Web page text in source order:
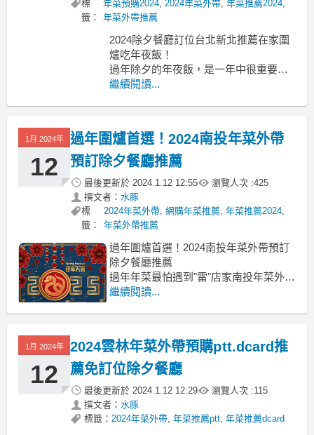
標
籤：
年菜預購2024,2024年菜外帶,年菜推薦2024,
年菜外帶推薦
2024除夕餐廳訂位台北新北推薦在家圍
爐吃年夜飯！
過年除夕的年夜飯，是一年中很重要的
一餐2024除夕餐廳訂位台北
2024除夕餐廳訂位新北 2024除夕餐廳訂
位台中 2024除夕餐廳訂位高雄 20
繼續閱讀...
1月 2024年
12
過年圍爐首選！2024南投年菜外帶
預訂除夕餐廳推薦
最後更新於 2024.1.12 12:55 瀏覽人次 :425
撰文者： 水豚
標
籤：
2024年菜外帶, 網購年菜推薦, 年菜推薦2024,
年菜外帶推薦
過年圍爐首選！2024南投年菜外帶預訂
除夕餐廳推薦
過年年菜最怕遇到"雷"店家南投年菜外帶
2024
ptt, 南投年菜dcard, 南投除夕餐廳2024,
年菜預購, 南投年菜宅配
繼續閱讀...
1月 2024年
12
2024雲林年菜外帶預購ptt.dcard推
薦免訂位除夕餐廳
最後更新於 2024.1.12 12:29 瀏覽人次 :115
撰文者： 水豚
標籤： 2024年菜外帶, 年菜推薦ptt, 年菜推薦dcard